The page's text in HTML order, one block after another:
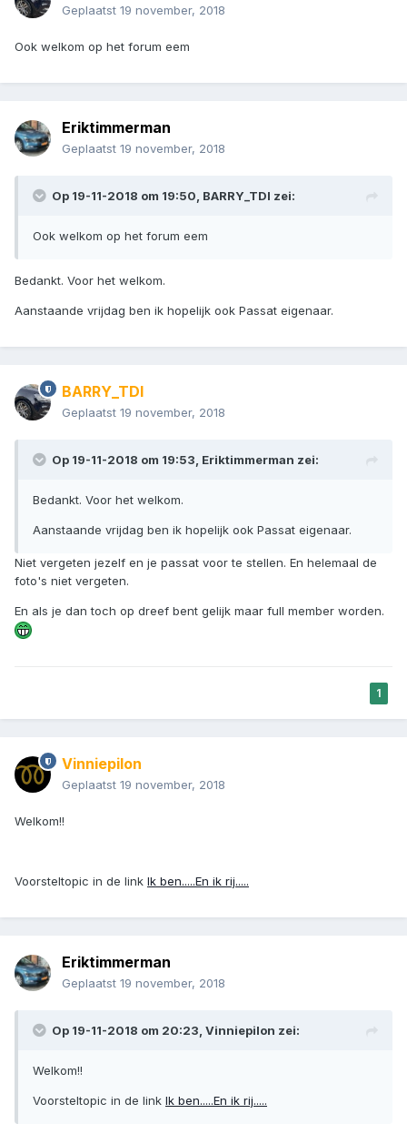
Geplaatst 19 november, 2018
Ook welkom op het forum eem
Eriktimmerman
Geplaatst 19 november, 2018
Op 19-11-2018 om 19:50, BARRY_TDI zei:
Ook welkom op het forum eem
Bedankt. Voor het welkom.
Aanstaande vrijdag ben ik hopelijk ook Passat eigenaar.
BARRY_TDI
Geplaatst 19 november, 2018
Op 19-11-2018 om 19:53, Eriktimmerman zei:
Bedankt. Voor het welkom.
Aanstaande vrijdag ben ik hopelijk ook Passat eigenaar.
Niet vergeten jezelf en je passat voor te stellen. En helemaal de
foto's niet vergeten.
En als je dan toch op dreef bent gelijk maar full member worden.
1
Vinniepilon
Geplaatst 19 november, 2018
Welkom!!
Voorsteltopic in de link Ik ben.....En ik rij.....
Eriktimmerman
Geplaatst 19 november, 2018
Op 19-11-2018 om 20:23, Vinniepilon zei:
Welkom!!
Voorsteltopic in de link Ik ben.....En ik rij.....